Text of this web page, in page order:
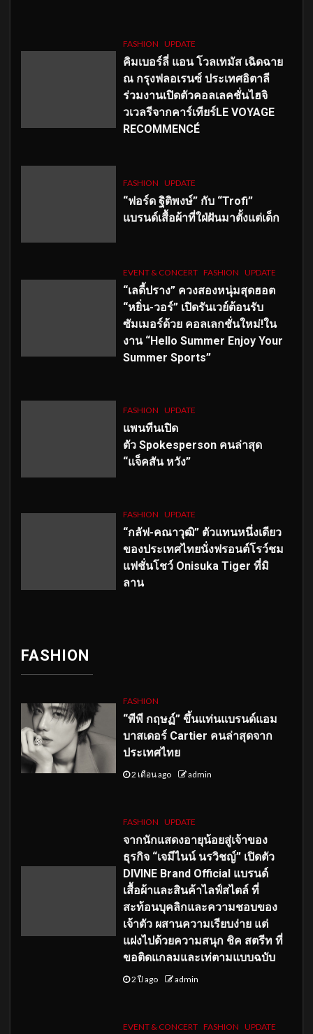
FASHION UPDATE
คิมเบอร์ลี่ แอน โวลเทมัส เฉิดฉาย
ณ กรุงฟลอเรนซ์ ประเทศอิตาลี
ร่วมงานเปิดตัวคอลเลคชั่นไฮจิ
วเวลรีจากคาร์เทียร์LE VOYAGE
RECOMMENCÉ
FASHION UPDATE
“ฟอร์ด ฐิติพงษ์” กับ “Trofi”
แบรนด์เสื้อผ้าที่ใฝ่ฝันมาตั้งแต่เด็ก
EVENT & CONCERT FASHION UPDATE
“เลดี้ปราง” ควงสองหนุ่มสุดฮอต
“หยิ่น-วอร์” เปิดรันเวย์ต้อนรับ
ซัมเมอร์ด้วย คอลเลกชั่นใหม่!ใน
งาน “Hello Summer Enjoy Your
Summer Sports”
FASHION UPDATE
แพนทีนเปิด
ตัว Spokesperson คนล่าสุด
“แจ็คสัน หวัง”
FASHION UPDATE
“กลัฟ-คณาวุฒิ” ตัวแทนหนึ่งเดียว
ของประเทศไทยนั่งฟรอนต์โรว์ชม
แฟชั่นโชว์ Onisuka Tiger ที่มิ
ลาน
FASHION
FASHION
“พีพี กฤษฏ์” ขึ้นแท่นแบรนด์แอม
บาสเดอร์ Cartier คนล่าสุดจาก
ประเทศไทย
2 เดือน ago admin
FASHION UPDATE
จากนักแสดงอายุน้อยสู่เจ้าของ
ธุรกิจ “เจมีไนน์ นรวิชญ์” เปิดตัว
DIVINE Brand Official แบรนด์
เสื้อผ้าและสินค้าไลฟ์สไตล์ ที่
สะท้อนบุคลิกและความชอบของ
เจ้าตัว ผสานความเรียบง่าย แต่
แฝงไปด้วยความสนุก ชิค สตรีท ที่
ขอติดแกลมและเท่ตามแบบฉบับ
2 ปี ago admin
EVENT & CONCERT FASHION UPDATE